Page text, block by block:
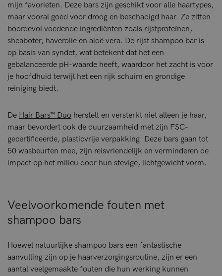
mijn favorieten. Deze bars zijn geschikt voor alle haartypes,
maar vooral goed voor droog en beschadigd haar. Ze zitten
boordevol voedende ingrediënten zoals rijstproteïnen,
sheaboter, haverolie en aloë vera. De rijst shampoo bar is
op basis van syndet, wat betekent dat het een
gebalanceerde pH-waarde heeft, waardoor het zacht is voor
je hoofdhuid terwijl het een rijk schuim en grondige
reiniging biedt.
De Hair Bars™ Duo herstelt en versterkt niet alleen je haar,
maar bevordert ook de duurzaamheid met zijn FSC-
gecertificeerde, plasticvrije verpakking. Deze bars gaan tot
50 wasbeurten mee, zijn reisvriendelijk en verminderen de
impact op het milieu door hun stevige, lichtgewicht vorm.
Veelvoorkomende fouten met
shampoo bars
Hoewel natuurlijke shampoo bars een fantastische
aanvulling zijn op je haarverzorgingsroutine, zijn er een
aantal veelgemaakte fouten die hun werking kunnen